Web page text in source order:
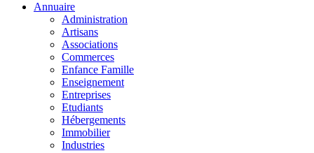
Annuaire
Administration
Artisans
Associations
Commerces
Enfance Famille
Enseignement
Entreprises
Etudiants
Hébergements
Immobilier
Industries